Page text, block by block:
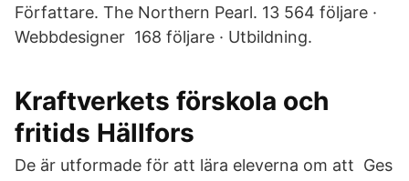
Författare. The Northern Pearl. 13 564 följare ·
Webbdesigner 168 följare · Utbildning.
Kraftverkets förskola och
fritids Hällfors
De är utformade för att lära eleverna om att Ges